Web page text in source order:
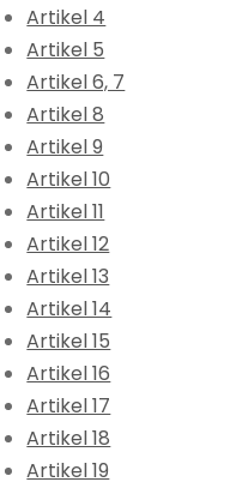
Artikel 4
Artikel 5
Artikel 6, 7
Artikel 8
Artikel 9
Artikel 10
Artikel 11
Artikel 12
Artikel 13
Artikel 14
Artikel 15
Artikel 16
Artikel 17
Artikel 18
Artikel 19